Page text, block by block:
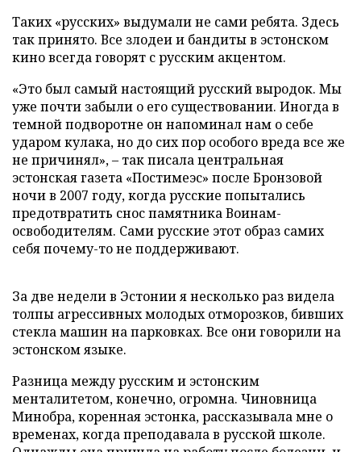
Таких «русских» выдумали не сами ребята. Здесь
так принято. Все злодеи и бандиты в эстонском
кино всегда говорят с русским акцентом.
«Это был самый настоящий русский выродок. Мы
уже почти забыли о его существовании. Иногда в
темной подворотне он напоминал нам о себе
ударом кулака, но до сих пор особого вреда все же
не причинял», – так писала центральная
эстонская газета «Постимеэс» после Бронзовой
ночи в 2007 году, когда русские попытались
предотвратить снос памятника Воинам-
освободителям. Сами русские этот образ самих
себя почему-то не поддерживают.
За две недели в Эстонии я несколько раз видела
толпы агрессивных молодых отморозков, бивших
стекла машин на парковках. Все они говорили на
эстонском языке.
Разница между русским и эстонским
менталитетом, конечно, огромна. Чиновница
Минобра, коренная эстонка, рассказывала мне о
временах, когда преподавала в русской школе.